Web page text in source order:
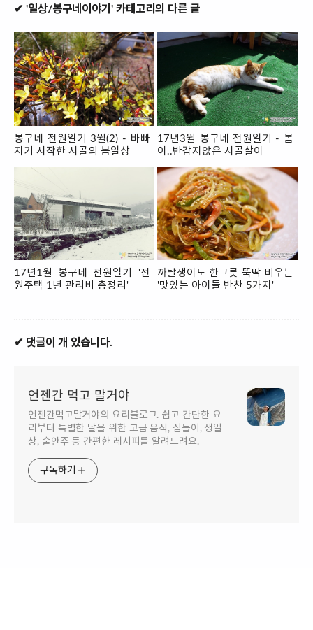
✔ '일상/봉구네이야기' 카테고리의 다른 글
봉구네 전원일기 3월(2) - 바빠
지기 시작한 시골의 봄일상
17년3월 봉구네 전원일기 - 봄
이..반갑지않은 시골살이
17년1월 봉구네 전원일기 '전
원주택 1년 관리비 총정리'
까탈쟁이도 한그릇 뚝딱 비우는
'맛있는 아이들 반찬 5가지'
✔ 댓글이 개 있습니다.
언젠간 먹고 말거야
언젠간먹고말거야의 요리블로그. 쉽고 간단한 요
리부터 특별한 날을 위한 고급 음식, 집들이, 생일
상, 술안주 등 간편한 레시피를 알려드려요.
구독하기